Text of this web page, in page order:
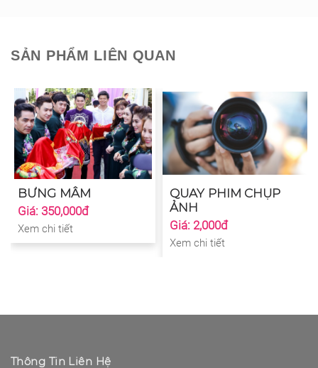
SẢN PHẨM LIÊN QUAN
BƯNG MÂM
Giá: 350,000đ
Xem chi tiết
QUAY PHIM CHỤP
ẢNH
Giá: 2,000đ
Xem chi tiết
Thông Tin Liên Hệ